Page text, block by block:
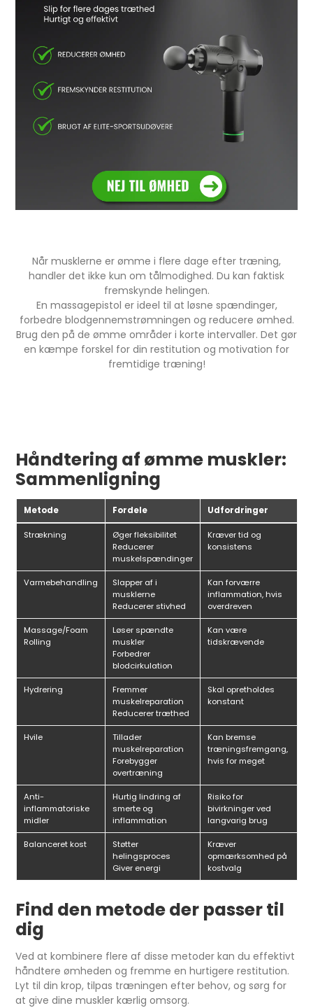
Når musklerne er ømme i flere dage efter træning,
handler det ikke kun om tålmodighed. Du kan faktisk
fremskynde helingen.
En massagepistol er ideel til at løsne spændinger,
forbedre blodgennemstrømningen og reducere ømhed.
Brug den på de ømme områder i korte intervaller. Det gør
en kæmpe forskel for din restitution og motivation for
fremtidige træning!
Håndtering af ømme muskler:
Sammenligning
Metode Fordele Udfordringer
Strækning
Øger fleksibilitet
Reducerer
muskelspændinger
Kræver tid og
konsistens
Varmebehandling
Slapper af i
musklerne
Reducerer stivhed
Kan forværre
inflammation, hvis
overdreven
Massage/Foam
Rolling
Løser spændte
muskler
Forbedrer
blodcirkulation
Kan være
tidskrævende
Hydrering
Fremmer
muskelreparation
Reducerer træthed
Skal opretholdes
konstant
Hvile
Tillader
muskelreparation
Forebygger
overtræning
Kan bremse
træningsfremgang,
hvis for meget
Anti-
inflammatoriske
midler
Hurtig lindring af
smerte og
inflammation
Risiko for
bivirkninger ved
langvarig brug
Balanceret kost
Støtter
helingsproces
Giver energi
Kræver
opmærksomhed på
kostvalg
Find den metode der passer til
dig
Ved at kombinere flere af disse metoder kan du effektivt
håndtere ømheden og fremme en hurtigere restitution.
Lyt til din krop, tilpas træningen efter behov, og sørg for
at give dine muskler kærlig omsorg.